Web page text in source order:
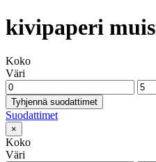
kivipaperi
Koko
Väri
Tyhjennä suodattimet
Suodattimet
×
Koko
Väri